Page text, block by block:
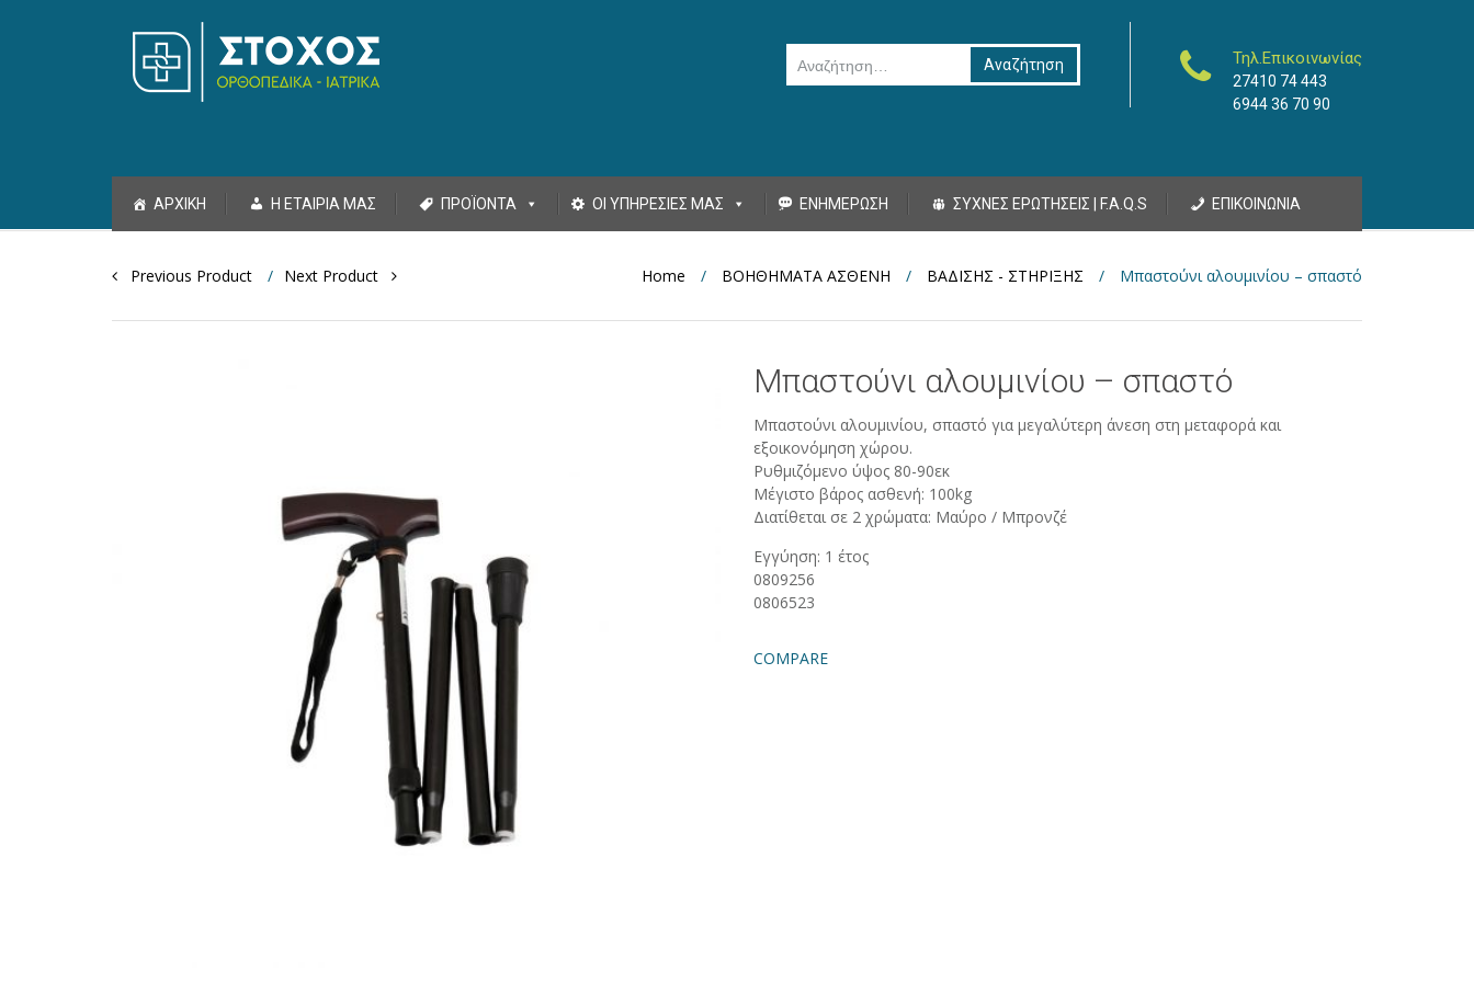
Τηλ.Επικοινωνίας
27410 74 443
6944 36 70 90
ΑΡΧΙΚΗ
Η ΕΤΑΙΡΙΑ ΜΑΣ ΠΡΟΪΟΝΤΑ ΟΙ ΥΠΗΡΕΣΙΕΣ ΜΑΣ ΕΝΗΜΕΡΩΣΗ ΣΥΧΝΕΣ ΕΡΩΤΗΣΕΙΣ | F.A.Q.S ΕΠΙΚΟΙΝΩΝΙΑ
Post navigation
Previous Product Next Product Home / ΒΟΗΘΗΜΑΤΑ ΑΣΘΕΝΗ / ΒΑΔΙΣΗΣ - ΣΤΗΡΙΞΗΣ / Μπαστούνι αλουμινίου – σπαστό
Μπαστούνι αλουμινίου – σπαστό
Μπαστούνι αλουμινίου, σπαστό για μεγαλύτερη άνεση στη μεταφορά και
εξοικονόμηση χώρου.
Ρυθμιζόμενο ύψος 80-90εκ
Μέγιστο βάρος ασθενή: 100kg
Διατίθεται σε 2 χρώματα: Μαύρο / Μπρονζέ
Εγγύηση: 1 έτος
0809256
0806523
COMPARE